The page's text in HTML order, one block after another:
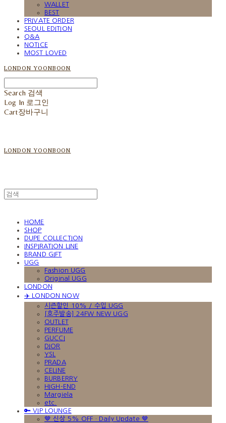
WALLET
BEST
PRIVATE ORDER
SEOUL EDITION
Q&A
NOTICE
MOST LOVED
LONDON YOONBOON
Search 검색
Log In 로그인
Cart장바구니
LONDON YOONBOON
HOME
SHOP
DUPE COLLECTION
INSPIRATION LINE
BRAND GIFT
UGG
Fashion UGG
Original UGG
LONDON
✈️ LONDON NOW
시즌할인 10% / 수입 UGG
[호주발송] 24FW NEW UGG
OUTLET
PERFUME
GUCCI
DIOR
YSL
PRADA
CELINE
BURBERRY
HIGH-END
Margiela
etc.
🔑 VIP LOUNGE
🤎 신상 5% OFF · Daily Update 🤎